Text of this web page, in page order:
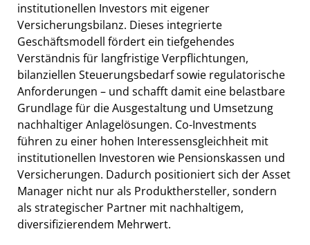
institutionellen Investors mit eigener
Versicherungsbilanz. Dieses integrierte
Geschäftsmodell fördert ein tiefgehendes
Verständnis für langfristige Verpflichtungen,
bilanziellen Steuerungsbedarf sowie regulatorische
Anforderungen – und schafft damit eine belastbare
Grundlage für die Ausgestaltung und Umsetzung
nachhaltiger Anlagelösungen. Co-Investments
führen zu einer hohen Interessensgleichheit mit
institutionellen Investoren wie Pensionskassen und
Versicherungen. Dadurch positioniert sich der Asset
Manager nicht nur als Produkthersteller, sondern
als strategischer Partner mit nachhaltigem,
diversifizierendem Mehrwert.